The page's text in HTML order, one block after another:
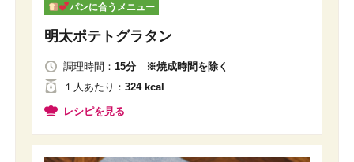
パンに合うメニュー
明太ポテトグラタン
調理時間： 15分 ※焼成時間を除く
１人 あたり ： 324 kcal
レシピを見る